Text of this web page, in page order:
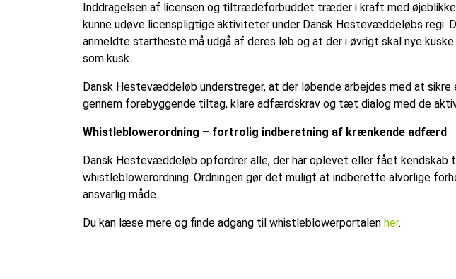
Inddragelsen af licensen og tiltrædeforbuddet træder i kraft med
kunne udøve licenspligtige aktiviteter under Dansk Hestevæddeløbs regi.
anmeldte startheste må udgå af deres løb og at der i øvrigt skal nye
som kusk.
Dansk Hestevæddeløb understreger, at der løbende arbejdes med at
gennem forebyggende tiltag, klare adfærdskrav og tæt dialog med de
Whistleblowerordning – fortrolig indberetning af krænkende adfærd
Dansk Hestevæddeløb opfordrer alle, der har oplevet eller fået
whistleblowerordning. Ordningen gør det muligt at indberette alvorlige
ansvarlig måde.
Du kan læse mere og finde adgang til whistleblowerportalen her.